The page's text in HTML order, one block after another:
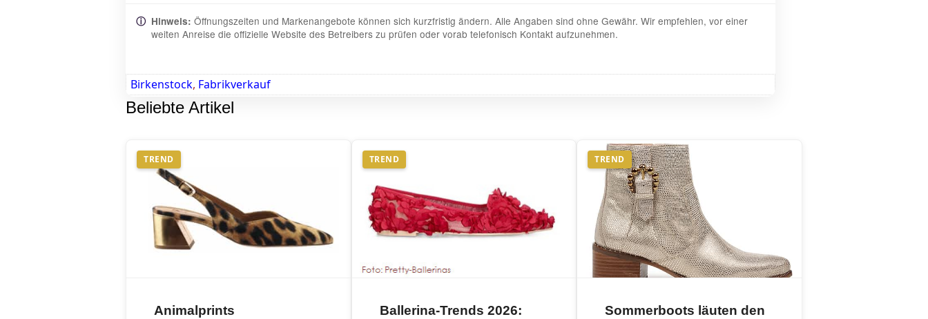
ⓘ Hinweis: Öffnungszeiten und Markenangebote können sich kurzfristig ändern. Alle Angaben sind ohne Gewähr. Wir empfehlen, vor einer
weiten Anreise die offizielle Website des Betreibers zu prüfen oder vorab telefonisch Kontakt aufzunehmen.
Birkenstock, Fabrikverkauf
Beliebte Artikel
TREND
Animalprints
TREND
Ballerina-Trends 2026:
TREND
Sommerboots läuten den